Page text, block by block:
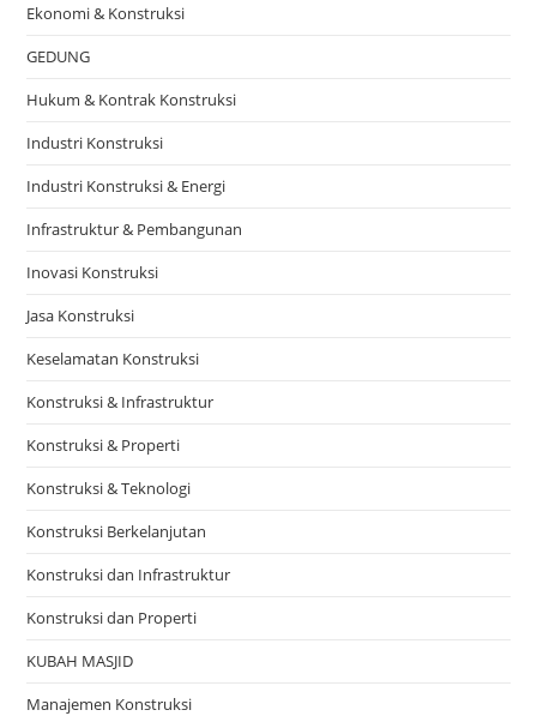
Ekonomi & Konstruksi
GEDUNG
Hukum & Kontrak Konstruksi
Industri Konstruksi
Industri Konstruksi & Energi
Infrastruktur & Pembangunan
Inovasi Konstruksi
Jasa Konstruksi
Keselamatan Konstruksi
Konstruksi & Infrastruktur
Konstruksi & Properti
Konstruksi & Teknologi
Konstruksi Berkelanjutan
Konstruksi dan Infrastruktur
Konstruksi dan Properti
KUBAH MASJID
Manajemen Konstruksi